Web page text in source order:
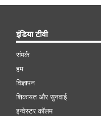
इंडिया टीवी
संपर्क
हम
विज्ञापन
शिकायत और सुनवाई
इन्वेस्टर कॉलम